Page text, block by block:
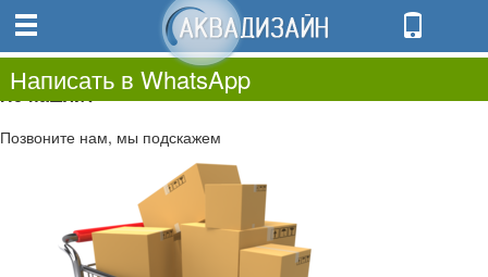
0.00
0
Не нашли?
Позвоните нам, мы подскажем
Написать в WhatsApp